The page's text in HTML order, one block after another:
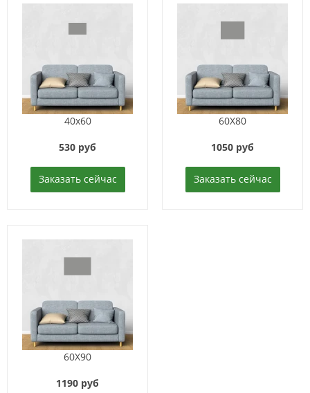
40x60
530 руб
Заказать сейчас
60X80
1050 руб
Заказать сейчас
60X90
1190 руб